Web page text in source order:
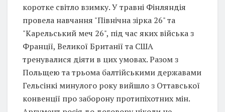
коротке світло взимку. У травні Фінляндія
провела навчання "Північна зірка 26" та
"Карельський меч 26", під час яких війська з
Франції, Великої Британії та США
тренувалися діяти в цих умовах. Разом з
Польщею та трьома балтійськими державами
Гельсінкі минулого року вийшло з Оттавської
конвенції про заборону протипіхотних мін.